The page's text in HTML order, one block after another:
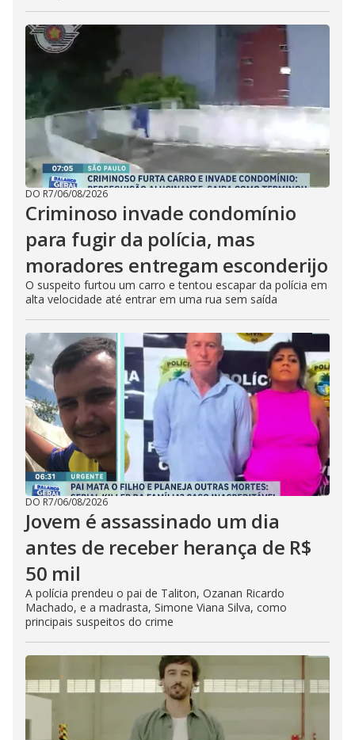
DO R7/06/08/2026
Criminoso invade condomínio
para fugir da polícia, mas
moradores entregam esconderijo
O suspeito furtou um carro e tentou escapar da polícia em
alta velocidade até entrar em uma rua sem saída
DO R7/06/08/2026
Jovem é assassinado um dia
antes de receber herança de R$
50 mil
A polícia prendeu o pai de Taliton, Ozanan Ricardo
Machado, e a madrasta, Simone Viana Silva, como
principais suspeitos do crime